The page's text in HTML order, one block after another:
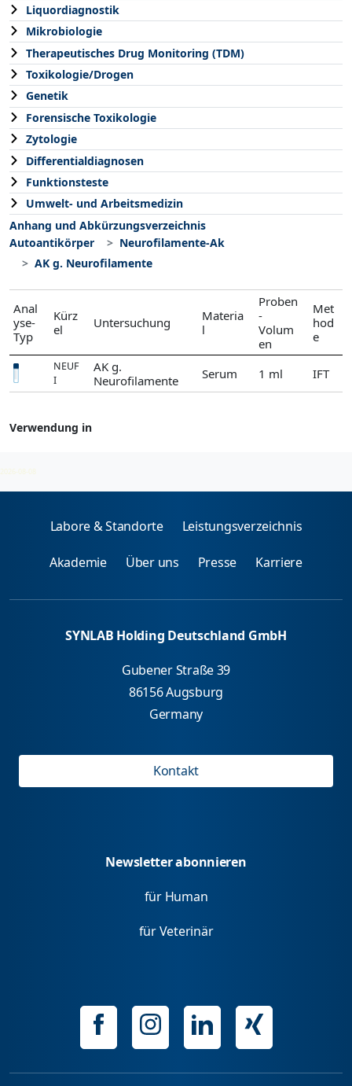
Liquordiagnostik
Mikrobiologie
Therapeutisches Drug Monitoring (TDM)
Toxikologie/Drogen
Genetik
Forensische Toxikologie
Zytologie
Differentialdiagnosen
Funktionsteste
Umwelt- und Arbeitsmedizin
Anhang und Abkürzungsverzeichnis
Autoantikörper
Neurofilamente-Ak
AK g. Neurofilamente
Anal
yse-
Typ
Kürz
el
Untersuchung
Materia
l
Proben
-
Volum
en
Met
hod
e
NEUF
I
AK g.
Neurofilamente
Serum 1 ml IFT
Verwendung in
2026-08-08
Labore & Standorte Leistungsverzeichnis
Akademie Über uns Presse Karriere
SYNLAB Holding Deutschland GmbH
Gubener Straße 39
86156 Augsburg
Germany
Kontakt
Newsletter abonnieren
für Human
für Veterinär